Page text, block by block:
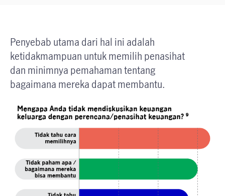
Penyebab utama dari hal ini adalah
ketidakmampuan untuk memilih penasihat
dan minimnya pemahaman tentang
bagaimana mereka dapat membantu.